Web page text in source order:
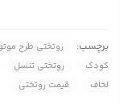
برچسب: روتختی طرح
کودک
روتختی تنسل
لحاف
قیمت روتختی